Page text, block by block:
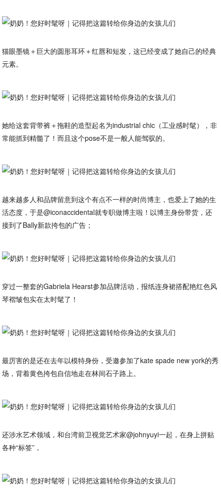
猫眼墨镜＋巨大的圆形耳环＋红唇和短发，这已经变成了她自己的经典
元素。
她给这套背带裤＋拖鞋的造型起名为industrial chic（工业感时髦），非
常能抓到精髓了！而且这个pose不是一般人能驾驭的。
越来越多人和品牌留意到这个有点不一样的时尚博主，也爱上了她的生
活态度，于是@iconaccidental就专职做博主啦！以博主身份带货，还
接到了Bally新款挎包的广告；
穿过一整套的Gabriela Hearst参加品牌活动，报纸连身裙搭配艳红色风
琴褶皱包实在太时髦了！
最厉害的是还在去年以模特身份，受邀参加了kate spade new york的秀
场，背着黄色挎包自信地走在林间石子路上。
还涉水艺术领域，和台湾前卫视觉艺术家@johnyuyi一起，在身上拼贴
各种“标签”，